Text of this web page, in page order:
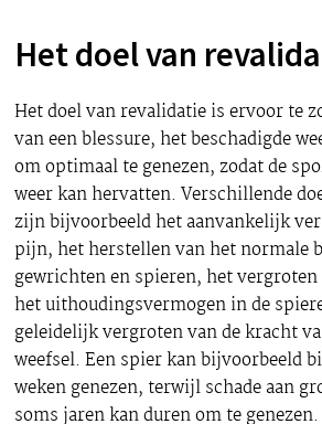
Het doel van
Het doel van revalidatie is ervoor te
van een blessure, het beschadigde
om optimaal te genezen, zodat de
weer kan hervatten. Verschillende
zijn bijvoorbeeld het aanvankelijk
pijn, het herstellen van het normale
gewrichten en spieren, het
het uithoudingsvermogen in de
geleidelijk vergroten van de kracht
weefsel. Een spier kan bijvoorbeeld
weken genezen, terwijl schade aan
soms jaren kan duren om te